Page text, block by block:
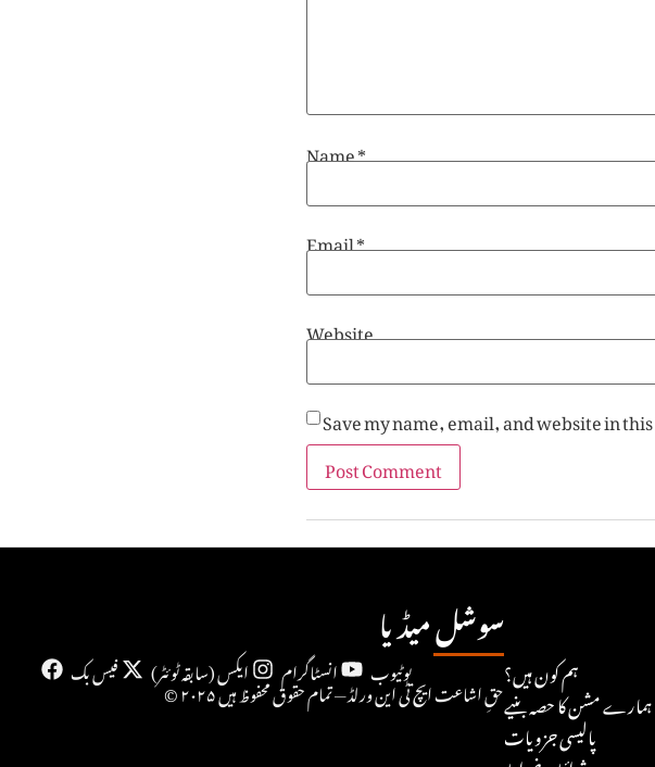
Name*
Email*
Website
Save my name, email, and website in
ہم کون ہیں؟
ہمارے مشن کا حصہ بنیے
پالیسی جزویات
سوشل میڈیا
فیس بک ایکس (سابقہ ٹوئٹر) انسٹاگرام یوٹیوب
© ۲۰۲۵ حقِ اشاعت ایچ ٹی این ورلڈ — تمام حقوق محفوظ ہیں